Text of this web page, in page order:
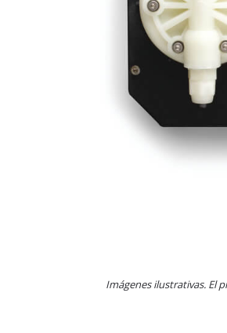
Imágenes ilustrativas. El